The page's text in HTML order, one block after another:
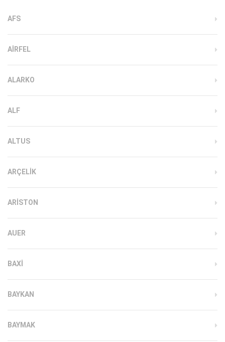
AFS
AIRFEL
ALARKO
ALF
ALTUS
ARÇELIK
ARISTON
AUER
BAXI
BAYKAN
BAYMAK